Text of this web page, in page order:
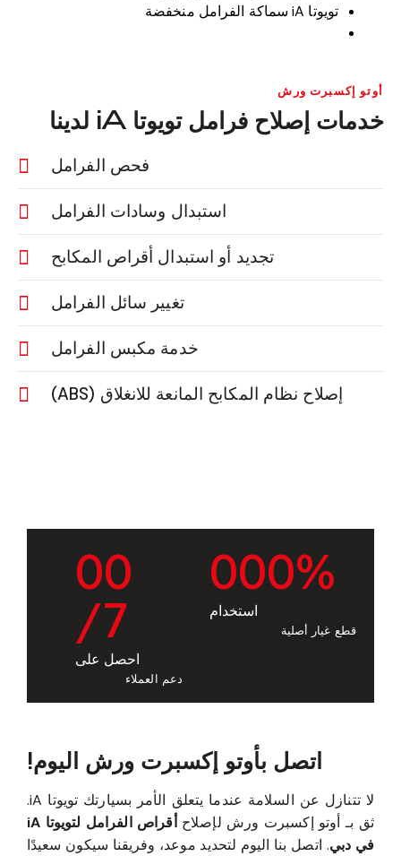
تويوتا iA سماكة الفرامل منخفضة
أوتو إكسبرت ورش
خدمات إصلاح فرامل تويوتا iA لدينا
فحص الفرامل
استبدال وسادات الفرامل
تجديد أو استبدال أقراص المكابح
تغيير سائل الفرامل
خدمة مكبس الفرامل
إصلاح نظام المكابح المانعة للانغلاق (ABS)
000%
استخدام
قطع غيار أصلية
00
/7
احصل على
دعم العملاء
اتصل بأوتو إكسبرت ورش اليوم!
لا تتنازل عن السلامة عندما يتعلق الأمر بسيارتك تويوتا iA.
ثق بـ أوتو إكسبرت ورش لإصلاح
أقراص الفرامل لتويوتا iA
في دبي. اتصل بنا اليوم لتحديد موعد، وفريقنا سيكون سعيدًا